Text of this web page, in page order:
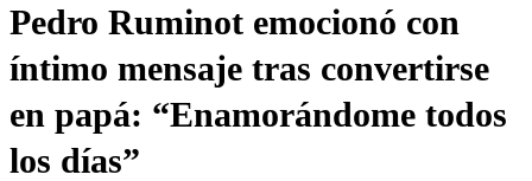
Pedro Ruminot emocionó con
íntimo mensaje tras convertirse
en papá: “Enamorándome todos
los días”